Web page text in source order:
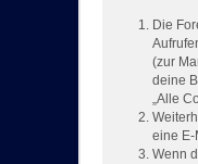
Die
(zur
deine
„Alle
eine E-
Wenn